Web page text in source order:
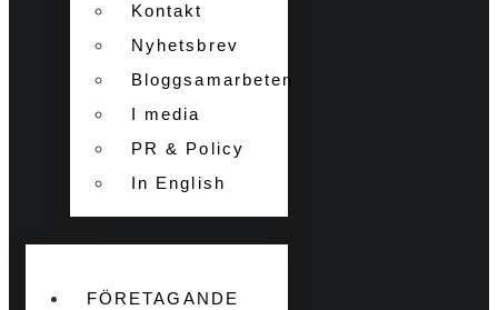
Kontakt
Nyhetsbrev
Bloggsamarbeten
I media
PR & Policy
In English
FÖRETAGANDE